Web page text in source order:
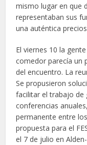
mismo lugar en que
representaban sus
una auténtica
El viernes 10 la
comedor parecía un
del encuentro. La
Se propusieron
facilitar el trabajo de
conferencias
permanente entre
propuesta para el
el 7 de julio en